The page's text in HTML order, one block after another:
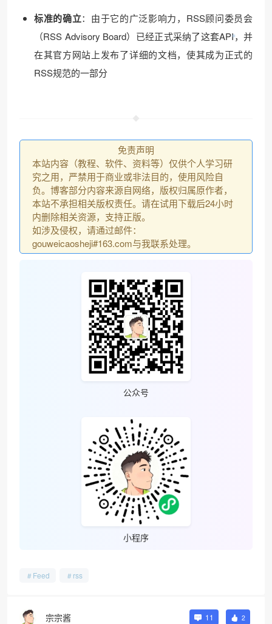
标准的确立：由于它的广泛影响力，RSS顾问委员会
（RSS Advisory Board）已经正式采纳了这套API，并
在其官方网站上发布了详细的文档，使其成为正式的
RSS规范的一部分
免责声明
本站内容（教程、软件、资料等）仅供个人学习研
究之用，严禁用于商业或非法目的，使用风险自
负。博客部分内容来源自网络，版权归属原作者，
本站不承担相关版权责任。请在试用下载后24小时
内删除相关资源，支持正版。
如涉及侵权，请通过邮件：
gouweicaosheji#163.com与我联系处理。
公众号
小程序
Feed rss
宗宗酱 11 2